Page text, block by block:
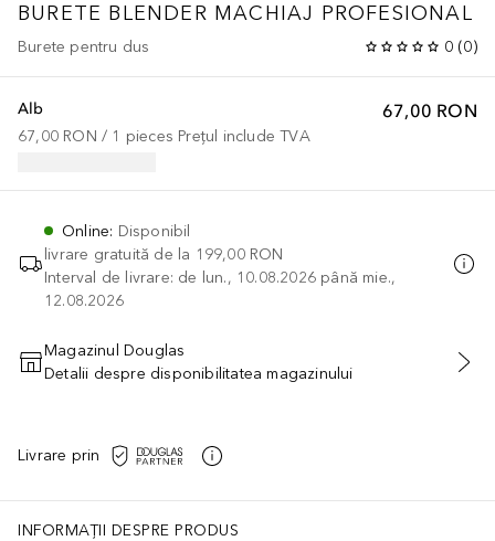
BURETE BLENDER MACHIAJ PROFESIONAL
Burete pentru dus 0 (0)
67,00 RON
Alb
67,00 RON / 1 pieces Prețul include TVA
Online: Disponibil
livrare gratuită de la 199,00 RON
Interval de livrare: de lun., 10.08.2026 până mie.,
12.08.2026
ADĂUGAȚI ÎN COŞ
Magazinul Douglas
Detalii despre disponibilitatea magazinului
Livrare prin
INFORMAȚII DESPRE PRODUS